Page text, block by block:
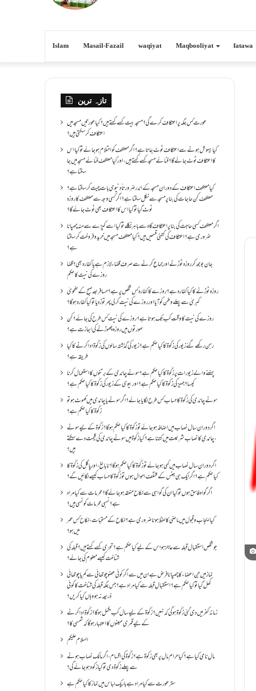
Islam Masail-Fazail waqiyat Maqbooliyat fatawa
تازہ ترین
عورت کس جگہ پر اعتکاف کرے گی؟مسجد بیت کسے کہتے ہیں؟کیا عورتیں مسجد میں
اعتکاف کر سکتی ہیں؟
کیا بیہوش ہونے سے اعتکاف ٹوٹ جاتا ہے؟ اگر معتکف کو احتلام ہو جائے تو کیا اس
کا اعتکاف ٹوٹ جائے گا؟فنائے مسجد کسے کہتے ہیں ، اور کیا معتکف فنائے مسجد میں جا
سکتا ہے؟
کیا معتکف اعتکاف کے دوران مسجد کے اندر ضرورتاً دنیوی بات چیت کر سکتا ہے؟
معتکف کن حاجات کی بنا پر مسجد سے نکل سکتا ہے؟ اگر کسی وجہ سے معتکف کا روزہ
ٹوٹ گیا تو کیا اس کا اعتکاف بھی ٹوٹ جائے گا؟
اگر معتکف کسی حاجت کی بنا پر اعتکاف گاہ سے باہر نکلے تو کیا اسے کپڑے سے منہ چھپانا
ضروری ہے؟اعتکاف کی کتنی قسمیں ہیں؟کیا معتکف مسجد میں خرید و فروخت کر سکتا
ہے؟
جان بوجھ کر روزہ ٹوڑنے اور جماع کرنے سے صرف قضاء لازم ہے یا کفارہ بھی؟ قضا
روزے کی نیت کا حکم
روزہ ٹوڑنے کا کیا کفارہ ہے؟روزے کا کفارہ کس شخص پر ہے؟ مسافر بعد صبح کے ضحویٰ
کبریٰ سے پہلے وطن کو آیا اور روزے کی نیت کر لی پھر توڑ دیا تو کیا کفارہ ہو گا؟
روزے کی نیت کا وقت کب تک ہوتا ہے؟ روزے کی نیت کس طرح کی جائے؟ کن
صورتوں میں روزہ چھوڑنے کی اجازت ہے؟
رہن رکھے گئے زیور کی زکٰوۃ کا کیا حکم ہے؟زیور کی گذشتہ سالوں کی زکٰوۃ ادا کرنے کا کیا
طریقہ ہے؟
پہننے والے زیورات پر زکٰوۃ کا کیا حکم ہے؟ سونے چاندی کے برتنوں کا استعمال کرنا
کیسا؟ جہیز کی زکٰوۃ کا کیا حکم ہے؟ اور بیوی کے زیور کی زکٰوۃ کا کیا حکم ہے؟
سونے چاندی کی زکٰوۃ کا حساب کس طرح لگایا جائے؟ اگر سونے یا چاندی میں کھوٹ ہو تو
زکٰوۃ کا کیا حکم ہے؟
اگر دورانِ سال نصاب میں اضافہ ہو جائے تو زکوۃ کا کیا حکم ہو گا؟ زکٰوۃ کے لیے سونے
،چاندی کا نصاب شریعت میں کتنا ہے؟ کیا زکٰوۃ میں سونے چاندی کی قیمت دے سکتے
ہیں؟
اگر دورانِ سال نصاب میں کمی ہو جائے تو زکٰوۃ کا کیا حکم ہو گا؟ نا بالغ ، اور پاگل کی زکٰوۃ کا
کیا حکم ہے؟ اگر ایک ہی جنس کے مختلف اموال ہوں تو زکٰوۃ کا حساب کیسے لگائیں گے؟
اگر گواہ فاسق ہوں تو کیا ان کی گواہی سے نکاح منعقد ہو جائے گا؟ محرمات سے کیا مراد
ہے؟ نسبی محرمات کونسی ہیں؟
کیا ایجاب و قبول میں ماضی کا لفظ ہونا ضروری ہے؟ نکاح کے مستحبات، نکاح کس عمر
میں ہو؟
جو شخص استقبال قبلہ سے عاجز ہو اس کے لیے کیا حکم ہے؟ تحرّی کسے کہتے ہیں؟ قبلہ کی
شناخت کیسے معلوم کی جائے؟
نماز میں جن اعضاء کا چھپانا فرض ہے ان میں سے اگر کوئی عضو چوتھائی سے کم یا چوتھائی
کھل گیا تو کیا حکم ہے؟استقبالِ قبلہ سے کیا مراد ہے؟جس جگہ قبلہ کی شناخت کا کوئی
ذریعہ نہ ہو وہاں کیا کریں؟
زمانۂ کفر میں دی گئی زکٰوۃ ہو گی کہ نہیں؟زکٰوۃ کے لیے سال کب مکمل ہو گا؟زکٰوۃ ادا کرنے
کے لیے قمری مہینوں کا اعتبار ہو گا کہ شمسی کا؟
السلام علیکم
مالِ نامی کیا ہے؟ کیا حرام مال پر بھی زکوۃ ہے؟ زکٰوۃ کی اقسام ،اگر مالک نصاب ہونے
سے پہلے زکٰوۃ دی تو کیا زکوه ہو جائےگی؟
ستر عورت سے کیا مراد ہے باریک لباس میں نماز کا کیا حکم ہے